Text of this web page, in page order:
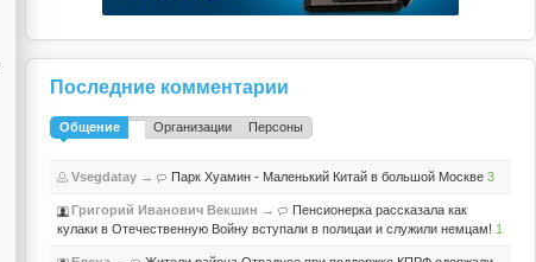
Последние комментарии
Общение Организации Персоны
Vsegdatay→ Парк Хуамин - Маленький Китай в большой Москве 3
Григорий Иванович Векшин →
Пенсионерка рассказала как
кулаки в Отечественную Войну вступали в полицаи и служили немцам! 1